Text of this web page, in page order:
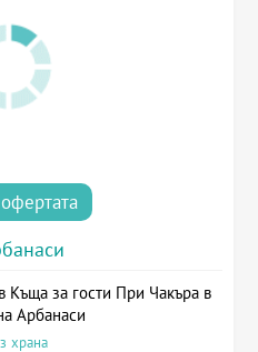
Къща за гости При Чакъра в
Арбанаси
храна